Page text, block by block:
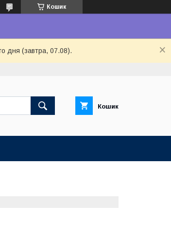
Кошик
дня (завтра, 07.08).
Кошик